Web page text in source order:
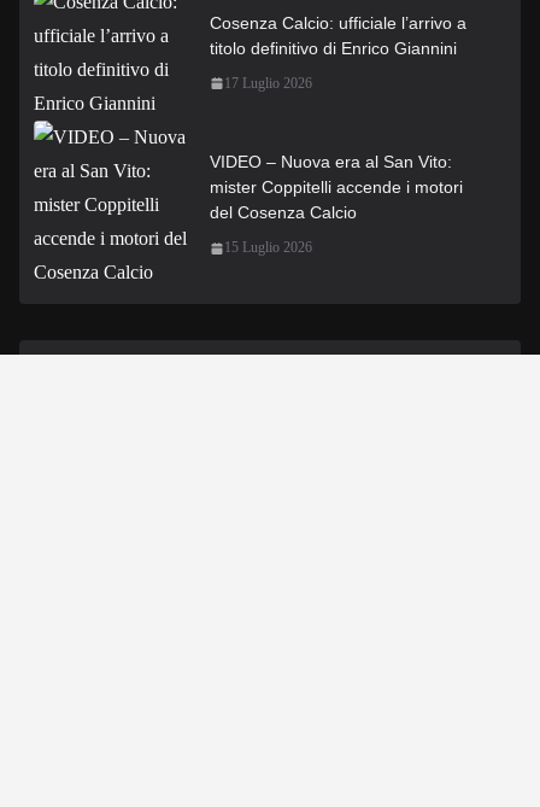
Cosenza Calcio: ufficiale l’arrivo a
titolo definitivo di Enrico Giannini
17 Luglio 2026
VIDEO – Nuova era al San Vito:
mister Coppitelli accende i motori
del Cosenza Calcio
15 Luglio 2026